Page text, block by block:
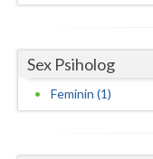
Sibiu
Suceava
Sex Psiholog
Feminin (1)